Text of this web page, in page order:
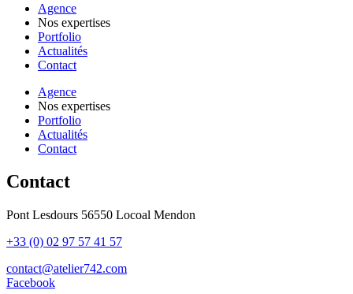
Agence
Nos expertises
Portfolio
Actualités
Contact
Agence
Nos expertises
Portfolio
Actualités
Contact
Contact
Pont Lesdours 56550 Locoal Mendon
+33 (0) 02 97 57 41 57
contact@atelier742.com
Facebook